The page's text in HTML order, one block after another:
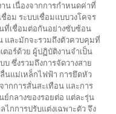
เนื่องจากการกำหนดค่าที่
อม ระบบเชื่อมแบบวงโคจร
ที่เชื่อมต่อกันอย่างซับซ้อน
และมักจะรวมถึงตัวควบคุมที่
อร์ด้วย ผู้ปฏิบัติงานจำเป็น
บ ซึ่งรวมถึงการจัดวางสาย
นแม่เหล็กไฟฟ้า การยึดหัว
กการสั่นสะเทือน และการ
ย์กลางของรอยต่อ แต่ละรุ่น
กการปรับแต่งเฉพาะตัว จึง